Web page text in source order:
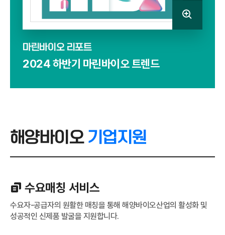
마린바이오 리포트
2024 하반기 마린바이오 트렌드
해양바이오 기업지원
수요매칭 서비스
수요자-공급자의 원활한 매칭을 통해 해양바이오산업의 활성화 및
성공적인 신제품 발굴을 지원합니다.